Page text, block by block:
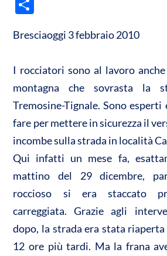
s
p
p
b
o
k
er
n
di
vi
di
Bresciaoggi 3 febbraio 2010
I rocciatori sono al lavoro
montagna che sovrasta la
Tremosine-Tignale. Sono esperti
fare per mettere in sicurezza il
incombe sulla strada in località
Qui infatti un mese fa,
mattino del 29 dicembre,
roccioso si era staccato
carreggiata. Grazie agli
dopo, la strada era stata
12 ore più tardi. Ma la frana